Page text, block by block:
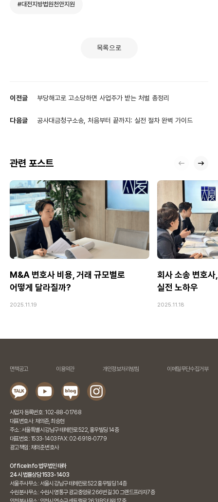
#대전지방법원천안지원
목록으로
이전글 부당해고로 고소당하면 사업주가 받는 처벌 총정리
다음글 공사대금청구소송, 처음부터 끝까지: 실전 절차 완벽 가이드
관련 포스트
M&A 변호사 비용, 거래 규모별로
어떻게 달라질까?
2025.11.19
회사 소송 변호
실전 노하우
2025.11.18
면책공고 이용약관 개인정보처리방침 이메일무단수집거부
사업자 등록번호 : 102-88-01768
대표변호사 : 채의준, 최승현
주소 : 서울특별시 강남구 테헤란로 522, 홍우빌딩 14층
대표번호 : 1533-1403 FAX : 02-6918-0779
광고책임 : 채의준 변호사
Office Info 법무법인 태하
24시 법률상담 1533-1403
서울주사무소 : 서울시 강남구 테헤란로 522 홍우빌딩 14층
수원분사무소 : 수원시 영통구 광교중앙로 266번길 30 그랜드프라자7층